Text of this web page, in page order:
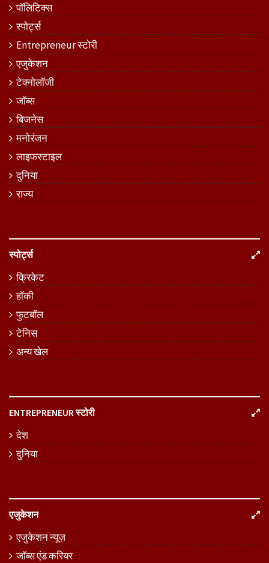
पॉलिटिक्स
स्पोर्ट्स
Entrepreneur स्टोरी
एजुकेशन
टेक्नोलॉजी
जॉब्स
बिजनेस
मनोरंजन
लाइफस्टाइल
दुनिया
राज्य
स्पोर्ट्स
क्रिकेट
हॉकी
फुटबॉल
टेनिस
अन्य खेल
ENTREPRENEUR स्टोरी
देश
दुनिया
एजुकेशन
एजुकेशन न्यूज़
जॉब्स एंड करियर